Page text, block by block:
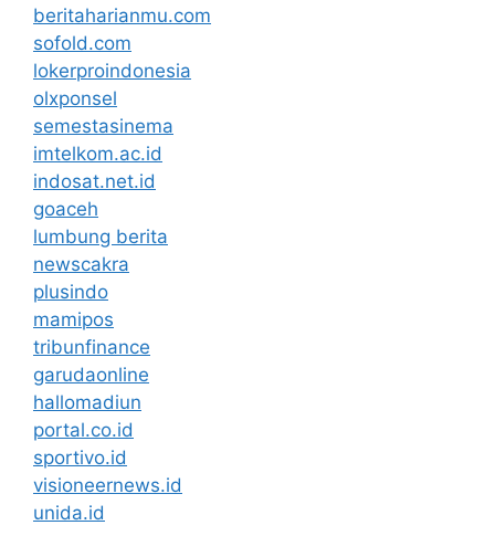
beritaharianmu.com
sofold.com
lokerproindonesia
olxponsel
semestasinema
imtelkom.ac.id
indosat.net.id
goaceh
lumbung berita
newscakra
plusindo
mamipos
tribunfinance
garudaonline
hallomadiun
portal.co.id
sportivo.id
visioneernews.id
unida.id